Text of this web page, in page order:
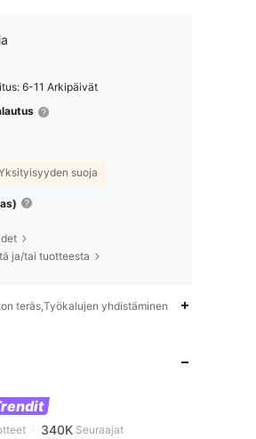
6-11 Arkipäivät
suoja
ja/tai tuotteesta
teräs,Työkalujen yhdistäminen
340K Seuraajat